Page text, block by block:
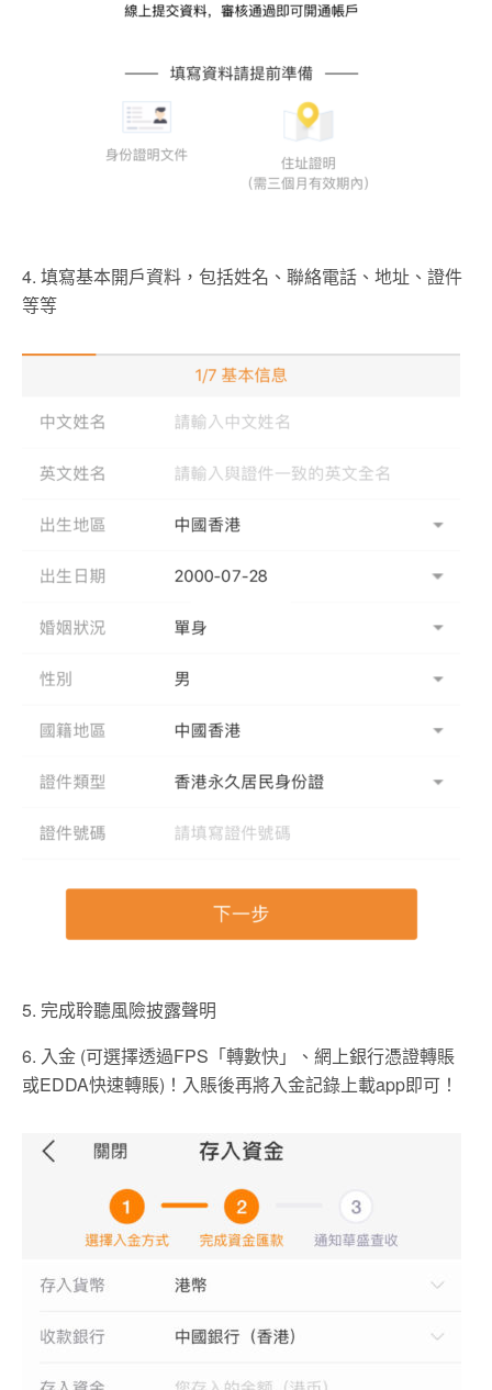
4. 填寫基本開戶資料，包括姓名、聯絡電話、地址、證件
等等
5. 完成聆聽風險披露聲明
6. 入金 (可選擇透過FPS「轉數快」、網上銀行憑證轉賬
或EDDA快速轉賬)！入賬後再將入金記錄上載app即可！